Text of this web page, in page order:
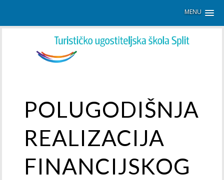
MENU
POLUGODIŠNJA
REALIZACIJA
FINANCIJSKOG